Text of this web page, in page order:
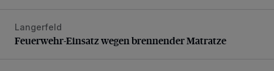
Feuerwehr-Einsatz wegen brennender Matratze
Langerfeld
Feuerwehr-Einsatz wegen brennender Matratze